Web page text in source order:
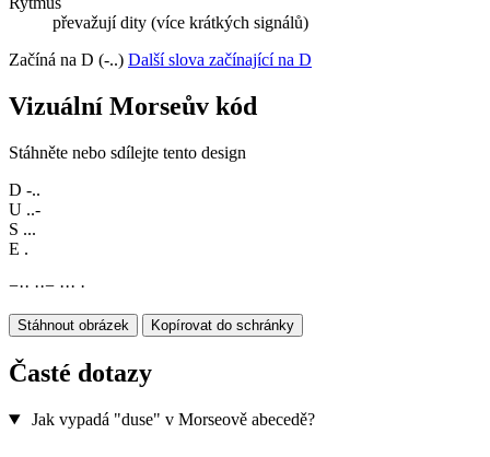
převažují dity (více krátkých signálů)
Začíná na D (-..) Další slova začínající na D
Vizuální Morseův kód
Stáhněte nebo sdílejte tento design
D -..
U ..-
S ...
E .
−·· ··− ··· ·
Stáhnout obrázek Kopírovat do schránky
Časté dotazy
Jak vypadá "duse" v Morseově abecedě?